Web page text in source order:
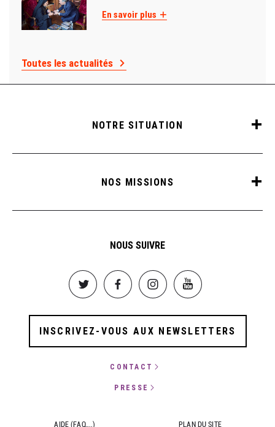
En savoir plus
Toutes les actualités
NOTRE SITUATION
NOS MISSIONS
NOUS SUIVRE
Image Image Image Image
INSCRIVEZ-VOUS AUX NEWSLETTERS
CONTACT
PRESSE
AIDE (FAQ,...) PLAN DU SITE